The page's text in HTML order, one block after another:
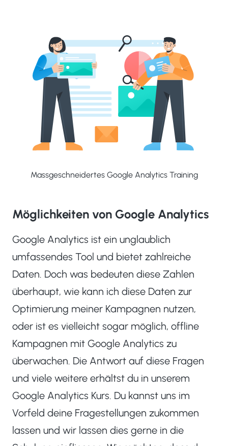
Möglichkeiten von Google Analytics
Google Analytics ist ein unglaublich
umfassendes Tool und bietet zahlreiche
Daten. Doch was bedeuten diese Zahlen
überhaupt, wie kann ich diese Daten zur
Optimierung meiner Kampagnen nutzen,
oder ist es vielleicht sogar möglich, offline
Kampagnen mit Google Analytics zu
überwachen. Die Antwort auf diese Fragen
und viele weitere erhältst du in unserem
Google Analytics Kurs. Du kannst uns im
Vorfeld deine Fragestellungen zukommen
lassen und wir lassen dies gerne in die
Massgeschneidertes Google Analytics Training